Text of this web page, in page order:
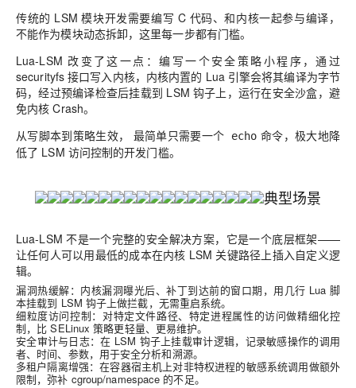
传统的 LSM 模块开发需要编写 C 代码、和内核一起参与编译，
不能作为模块动态拆卸，这里每一步都有门槛。
Lua-LSM 改变了这一点：编写一个安全策略小程序，通过
securityfs 接口写入内核，内核内置的 Lua 引擎会将其编译为字节
码，经过预编译检查后挂载到 LSM 钩子上，运行在安全沙盒，避
免内核 Crash。
从写脚本到策略生效， 最简单只需要一个
echo 命令，极大地降
低了 LSM 访问控制的开发门槛。
典型场景
Lua-LSM 不是一个完整的安全解决方案，它是一个底层框架——
让任何人可以用最低的成本在内核 LSM 关键路径上插入自定义逻
辑。
漏洞热缓解：内核漏洞曝光后、补丁到达前的窗口期，用几行 Lua 脚
本挂载到 LSM 钩子上做拦截，无需重启系统。
细粒度访问控制：对特定文件路径、特定进程属性的访问做精细化控
制，比 SELinux 策略更轻量、更易维护。
安全审计与日志：在 LSM 钩子上挂载审计逻辑，记录敏感操作的调用
者、时间、参数，用于安全分析和溯源。
多租户隔离增强：在容器宿主机上对非特权进程的敏感系统调用做额外
限制，弥补 cgroup/namespace 的不足。